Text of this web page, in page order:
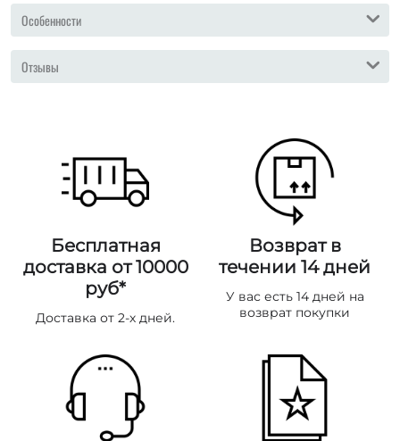
Особенности
Отзывы
Бесплатная
доставка от 10000
руб*
Доставка от 2-х дней.
Возврат в
течении 14 дней
У вас есть 14 дней на
возврат покупки